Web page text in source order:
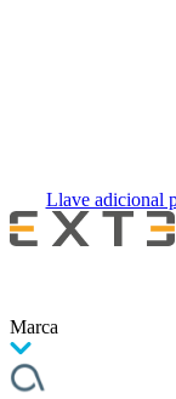
Llave adicional
Marca